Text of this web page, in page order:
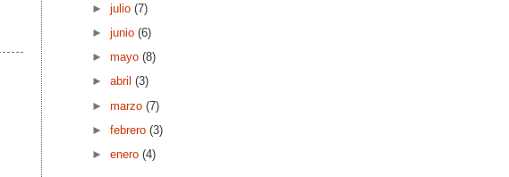
►julio(7)
►junio(6)
►mayo(8)
►abril(3)
►marzo(7)
►febrero(3)
►enero(4)